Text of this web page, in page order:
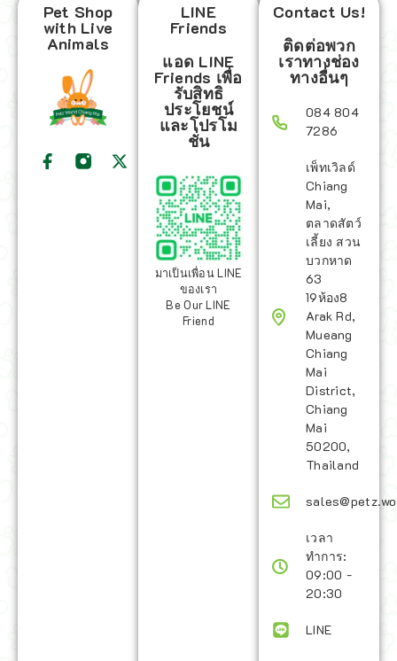
Pet Shop
with Live
Animals
LINE
Friends
แอด LINE
Friends เพื่อ
รับสิทธิ
ประโยชน์
และโปรโม
ชั่น
มาเป็นเพื่อน LINE
ของเรา
Be Our LINE
Friend
Contact Us!
ติดต่อพวก
เราทางช่อง
ทางอื่นๆ
084 804
7286
เพ็ทเวิลด์
Chiang
Mai,
ตลาดสัตว์
เลี้ยง สวน
บวกหาด
63
19ห้อง8
Arak Rd,
Mueang
Chiang
Mai
District,
Chiang
Mai
50200,
Thailand
เวลา
ทำการ:
09:00 -
20:30
LINE